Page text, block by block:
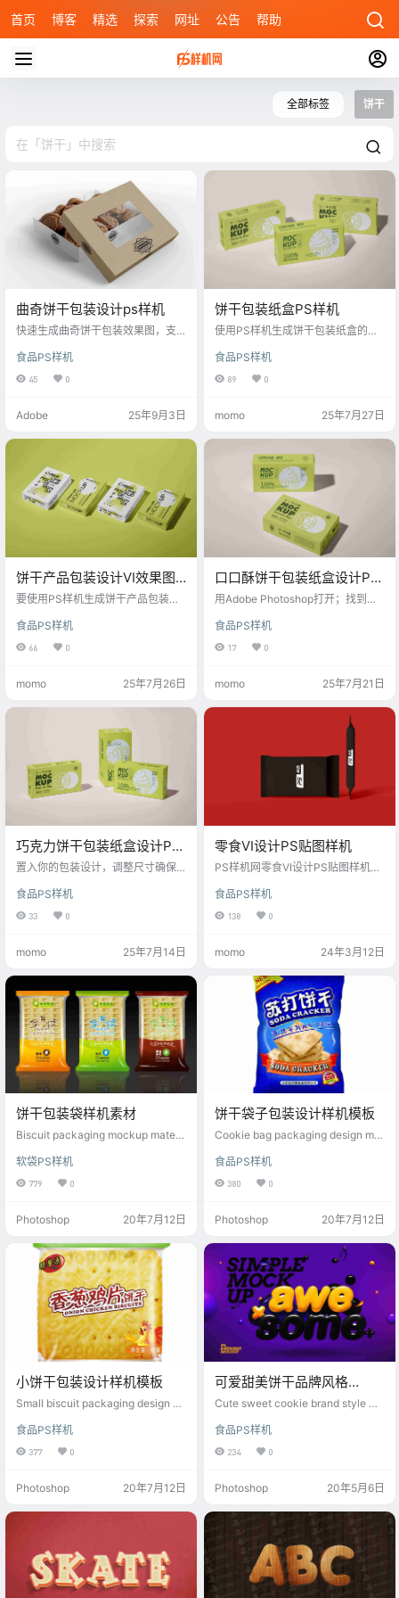
首页 博客 精选 探索 网址 公告 帮助
全部标签 饼干
曲奇饼干包装设计ps样机
快速生成曲奇饼干包装效果图，支
食、礼品等设计。
食品PS样机
45 0
Adobe 25年9月3日
饼干包装纸盒PS样机
使用PS样机生成饼干包装纸盒的效
shop中找到智能对象图层；双击图
层缩略图进入编辑模式；粘贴你的
闭该窗口回到主文件，此时样机会
品。这种方法能帮助设计师快速展
食品PS样机
89 0
momo 25年7月27日
饼干产品包装设计VI效果图
PS样机
要使用PS样机生成饼干产品包装设
机文件，在Photoshop中找到智能
对象图层；双击图层缩略图载入设
计稿；在新窗口中粘贴你的包装设
主文件，智能对象会更新显示效果
格式。这样，设计师可以快速高效
地呈现专业的产品包装视觉形象。
食品PS样机
66 0
momo 25年7月26日
口口酥饼干包装纸盒设计PS
样机
用Adobe Photoshop打开；找到样
略图载入设计稿；在新窗口中粘贴
你的包装设计图，调整至合适位置
和尺寸后保存；返回主文件，智能
以通过调整图层样式添加高光、阴
成品为所需的图像格式。这种方法
帮助设计师高效地生成高质量的产
食品PS样机
17 0
momo 25年7月21日
巧克力饼干包装纸盒设计PS
样机
置入你的包装设计，调整尺寸确保
光、阴影等细节，增加立体感；样
机文件可能包含多角度视图，可选
择不同图层预览效果；最后保存并
就能高效地制作出逼真的包装效果
食品PS样机
33 0
momo 25年7月14日
零食VI设计PS贴图样机
PS样机网零食VI设计PS贴图样机提
干、糖果、膨化食品等。这些样机
素材展示了逼真的零食外观和质
感，以及各种口味和品牌形象。通
机，您可以快速创建出具有吸引力
品价值和品牌形象。
食品PS样机
138 0
momo 24年3月12日
饼干包装袋样机素材
Biscuit packaging mockup materi
软袋PS样机
779 0
Photoshop 20年7月12日
饼干袋子包装设计样机模板
Cookie bag packaging design mo
食品PS样机
380 0
Photoshop 20年7月12日
小饼干包装设计样机模板
Small biscuit packaging design m
食品PS样机
377 0
Photoshop 20年7月12日
可爱甜美饼干品牌风格
mockups素材ps样机
Cute sweet cookie brand style mo
食品PS样机
234 0
Photoshop 20年5月6日